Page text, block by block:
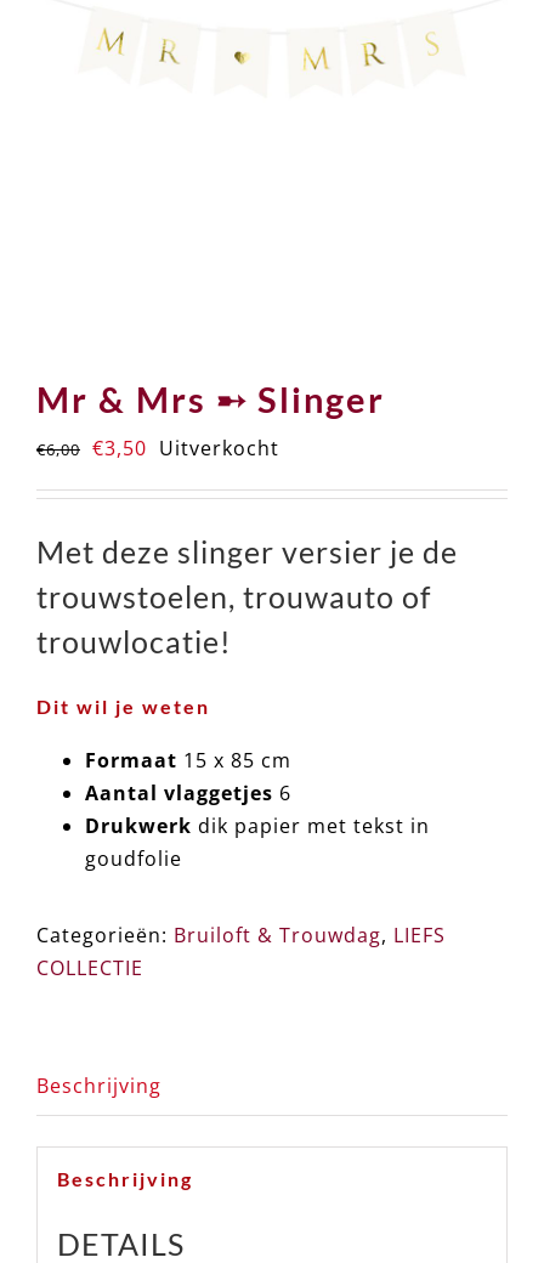
Mr & Mrs ➸ Slinger
€6,00 Oorspronkelijke
€6,00.
€3,50 Huidige
€3,50.
Uitverkocht
Met deze slinger versier je de
trouwstoelen, trouwauto of
trouwlocatie!
Dit wil je weten
Formaat 15 x 85 cm
Aantal vlaggetjes 6
Drukwerk dik papier met tekst in
goudfolie
Categorieën: Bruiloft & Trouwdag, LIEFS
COLLECTIE
Beschrijving
Beschrijving
DETAILS